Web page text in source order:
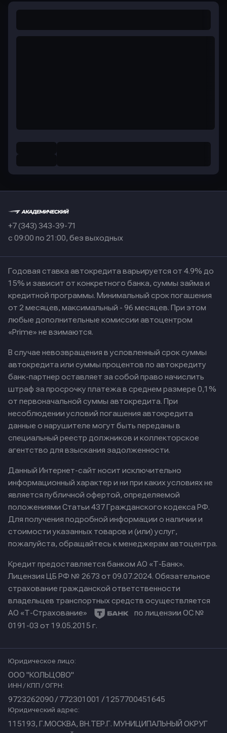
+7 (343) 343-39-71
с 09:00 по 21:00, без выходных
Годовая ставка автокредита варьируется от 4.9% до
15% и зависит от конкретного банка, суммы займа и
кредитной программы. Минимальный срок погашения
от 2 месяцев, максимальный - 96 месяцев. При этом
любые дополнительные комиссии автоцентром
«Prime» не взимаются.
В случае невозвращения в условленный срок суммы
автокредита или суммы процентов по автокредиту
банк-партнер оставляет за собой право начислить
штраф за просрочку платежа в среднем размере 0,1%
от первоначальной суммы автокредита. При
несоблюдении условий погашения автокредита
данные о нарушителе могут быть переданы в
специальный реестр должников и коллекторское
агентство для взыскания задолженности.
Данный Интернет-сайт носит исключительно
информационный характер и ни при каких условиях не
является публичной офертой, определяемой
положениями Статьи 437 Гражданского кодекса РФ.
Для получения подробной информации о наличии и
стоимости указанных товаров и (или) услуг,
пожалуйста, обращайтесь к менеджерам автоцентра.
Кредит предоставляется банком АО «Т-Банк».
Лицензия ЦБ РФ № 2673 от 09.07.2024. Обязательное
страхование гражданской ответственности
владельцев транспортных средств осуществляется
АО «Т-Страхование»
по лицензии ОС №
0191-03 от 19.05.2015 г.
Юридическое лицо:
ООО "КОЛЬЦОВО"
ИНН / КПП / ОГРН:
9723262090 / 772301001 / 1257700451645
Юридический адрес:
115193, Г.МОСКВА, ВН.ТЕР.Г. МУНИЦИПАЛЬНЫЙ ОКРУГ